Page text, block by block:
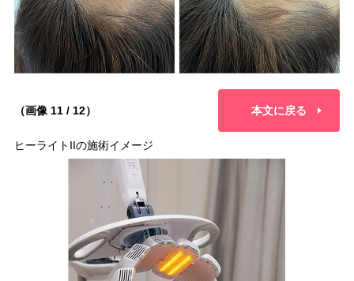
（画像 11 / 12） 本文に戻る
ヒーライトIIの施術イメージ